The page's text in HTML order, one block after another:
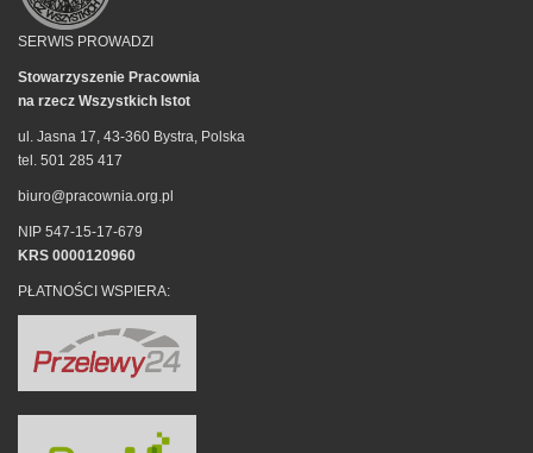
SERWIS PROWADZI
Stowarzyszenie Pracownia
na rzecz Wszystkich Istot
ul. Jasna 17, 43-360 Bystra, Polska
tel. 501 285 417
biuro@pracownia.org.pl
NIP 547-15-17-679
KRS 0000120960
PŁATNOŚCI WSPIERA: